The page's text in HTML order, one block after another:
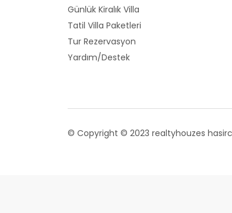
Günlük Kiralık Villa
Tatil Villa Paketleri
Tur Rezervasyon
Yardım/Destek
© Copyright © 2023 realtyhouzes